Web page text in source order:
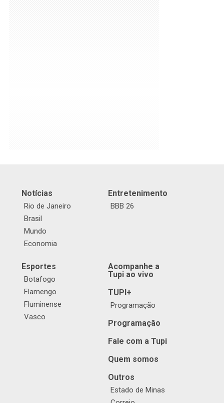
Notícias
Rio de Janeiro
Brasil
Mundo
Economia
Entretenimento
BBB 26
Esportes
Botafogo
Flamengo
Fluminense
Vasco
Acompanhe a
Tupi ao vivo
TUPI+
Programação
Programação
Fale com a Tupi
Quem somos
Outros
Estado de Minas